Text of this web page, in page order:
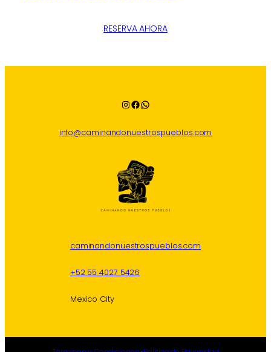
RESERVA AHORA
InstagramFacebook WhatsApp
info@caminandonuestrospueblos.com
caminandonuestrospueblos.com
+52 55 4027 5426
Mexico City